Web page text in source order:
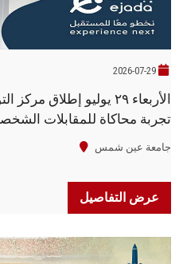
2026-07-29
الأربعاء ٢٩ يوليو
تجربة محاكاة للمقابلات
جامعة عين شمس
عرض التفاصيل